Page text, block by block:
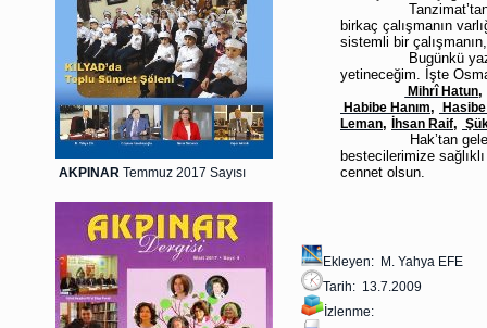
AKPINAR Temmuz 2017 Sayısı
birkaç çalışmanın
sistemli bir
Bugünkü
yetineceğim. İşte
Mihrî Hatun,
Habibe Hanım,
Leman, İhsan Raif,
Hak’tan gelen
bestecilerimize
cennet olsun.
Ekleyen: M. Yahya EFE
Tarih: 13.7.2009
İzlenme: